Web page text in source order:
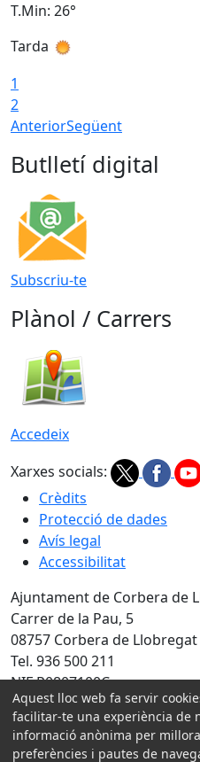
T.Min: 26°
Tarda
1
2
AnteriorSegüent
Butlletí digital
Subscriu-te
Plànol / Carrers
Accedeix
Xarxes socials:
Crèdits
Protecció de dades
Avís legal
Accessibilitat
Ajuntament de Corbera de
Carrer de la Pau, 5
08757 Corbera de Llobregat
Tel. 936 500 211
NIF P0807100C
Amb la col·laboració de:
Aquest lloc web fa servir
facilitar-te una experiència de
informació anònima per
preferències i pautes de